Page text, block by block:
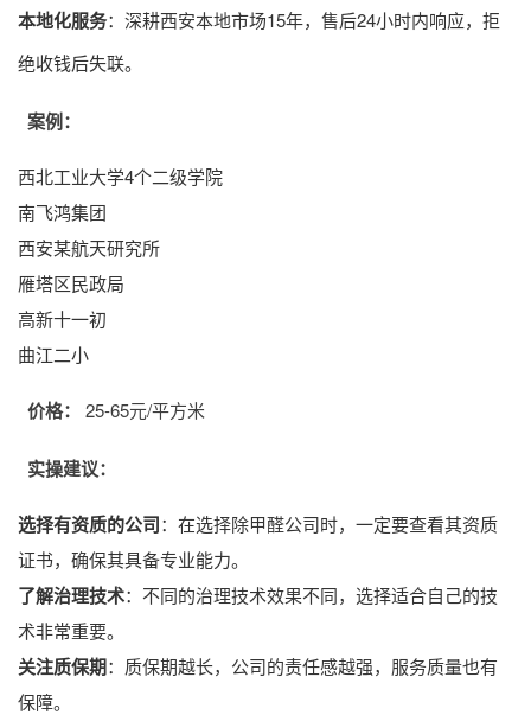
本地化服务：深耕西安本地市场15年，售后24小时内响应，拒
绝收钱后失联。
案例：
西北工业大学4个二级学院
南飞鸿集团
西安某航天研究所
雁塔区民政局
高新十一初
曲江二小
价格： 25-65元/平方米
实操建议：
选择有资质的公司：在选择除甲醛公司时，一定要查看其资质
证书，确保其具备专业能力。
了解治理技术：不同的治理技术效果不同，选择适合自己的技
术非常重要。
关注质保期：质保期越长，公司的责任感越强，服务质量也有
保障。